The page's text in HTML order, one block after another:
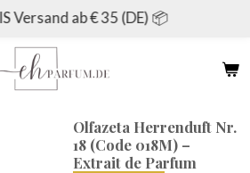
Versand ab € 35 (DE) 📦
Olfazeta Herrenduft Nr.
18 (Code 018M) –
Extrait de Parfum